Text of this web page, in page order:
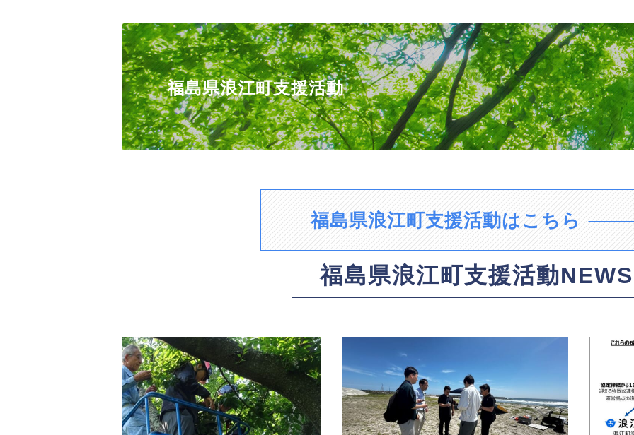
福島県浪江町支援活動
福島県浪江町支援活動はこちら
福島県浪江町支援活動NEWS